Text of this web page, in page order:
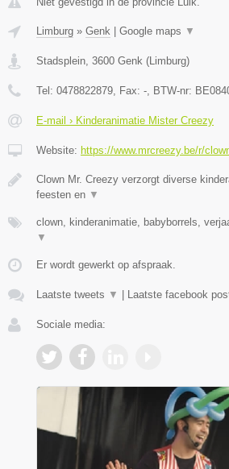
Limburg » Genk Google maps ▼
Stadsplein, 3600 Genk (Limburg)
Tel: 0478822879, Fax: -, BTW-nr:
E-mail › Kinderanimatie Mister Creezy
Website: https://www.mrcreezy.be/r/
Clown Mr. Creezy verzorgt diverse
feesten en ▼
clown, kinderanimatie, babyborrels,
▼
Er wordt gewerkt op afspraak.
Laatste tweets ▼ Laatste facebook
Sociale media: